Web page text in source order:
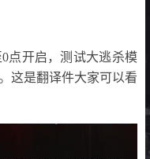
点开启，测试大逃杀模
这是翻译件大家可以看